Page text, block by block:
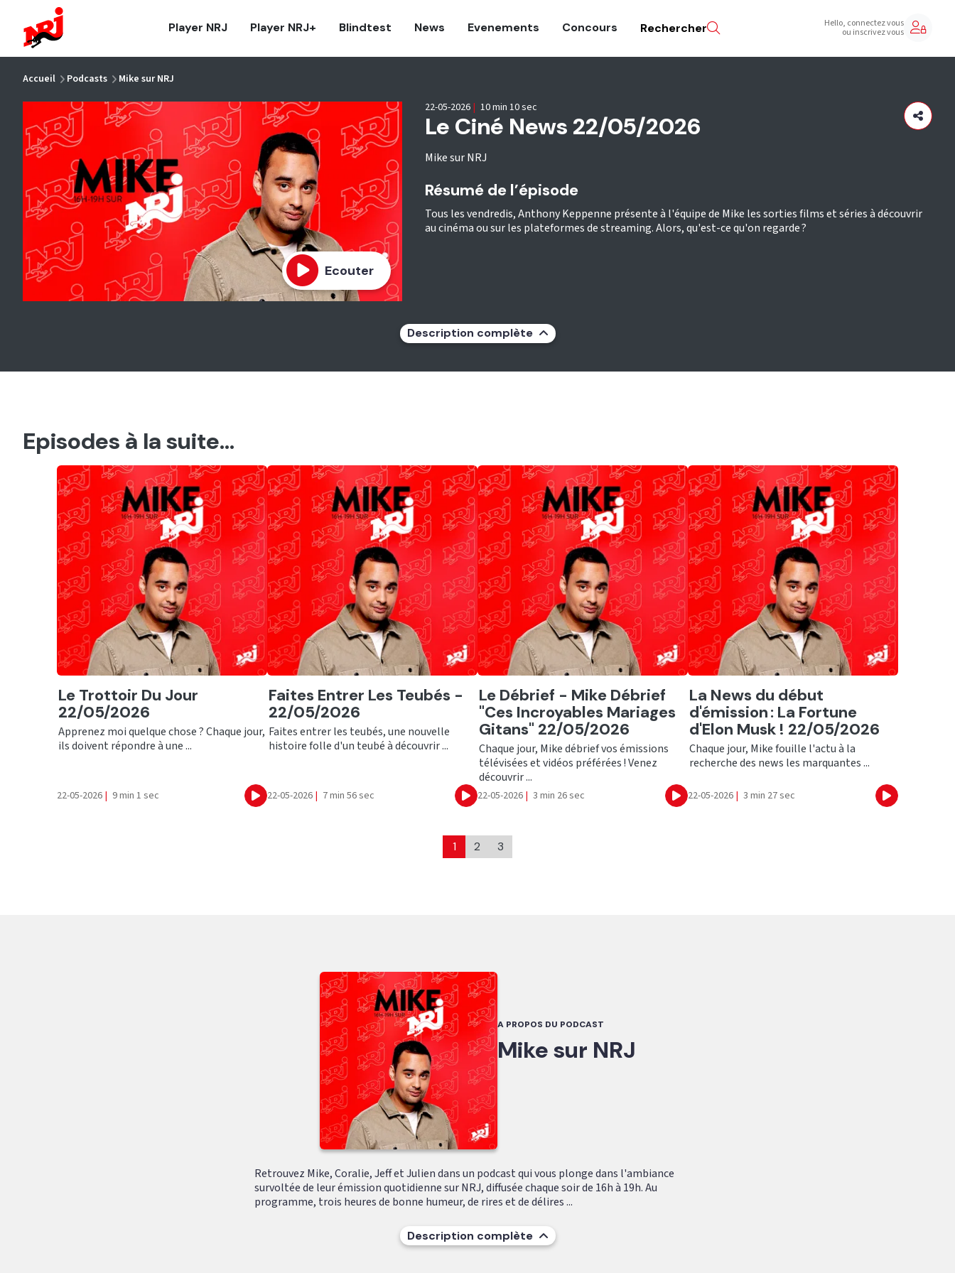
Player NRJ Player NRJ+ Blindtest News Evenements Concours Rechercher Hello, connectez vous
ou inscrivez vous
Accueil Podcasts Mike sur NRJ
Ecouter
Le Ciné News 22/05/2026
Mike sur NRJ
22-05-2026 | 10 min 10 sec
Résumé de l’épisode
Tous les vendredis, Anthony Keppenne présente à l'équipe de Mike les sorties films et séries à découvrir
au cinéma ou sur les plateformes de streaming. Alors, qu'est-ce qu'on regarde ?
Description complète
Episodes à la suite...
Ecouter
Le Trottoir Du Jour
22/05/2026
Apprenez moi quelque chose ? Chaque jour,
ils doivent répondre à une ...
22-05-2026 | 9 min 1 sec Ecouter
Ecouter
Faites Entrer Les Teubés -
22/05/2026
Faites entrer les teubés, une nouvelle
histoire folle d'un teubé à découvrir ...
22-05-2026 | 7 min 56 sec Ecouter
Ecouter
Le Débrief - Mike Débrief
"Ces Incroyables Mariages
Gitans" 22/05/2026
Chaque jour, Mike débrief vos émissions
télévisées et vidéos préférées ! Venez
découvrir ...
22-05-2026 | 3 min 26 sec Ecouter
Ecouter
La News du début
d'émission : La Fortune
d'Elon Musk ! 22/05/2026
Chaque jour, Mike fouille l'actu à la
recherche des news les marquantes ...
22-05-2026 | 3 min 27 sec Ecouter
1 2 3
A PROPOS DU PODCAST
Mike sur NRJ
Retrouvez Mike, Coralie, Jeff et Julien dans un podcast qui vous plonge dans l'ambiance
survoltée de leur émission quotidienne sur NRJ, diffusée chaque soir de 16h à 19h. Au
programme, trois heures de bonne humeur, de rires et de délires ...
Description complète